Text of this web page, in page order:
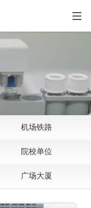
机场铁路
院校单位
广场大厦